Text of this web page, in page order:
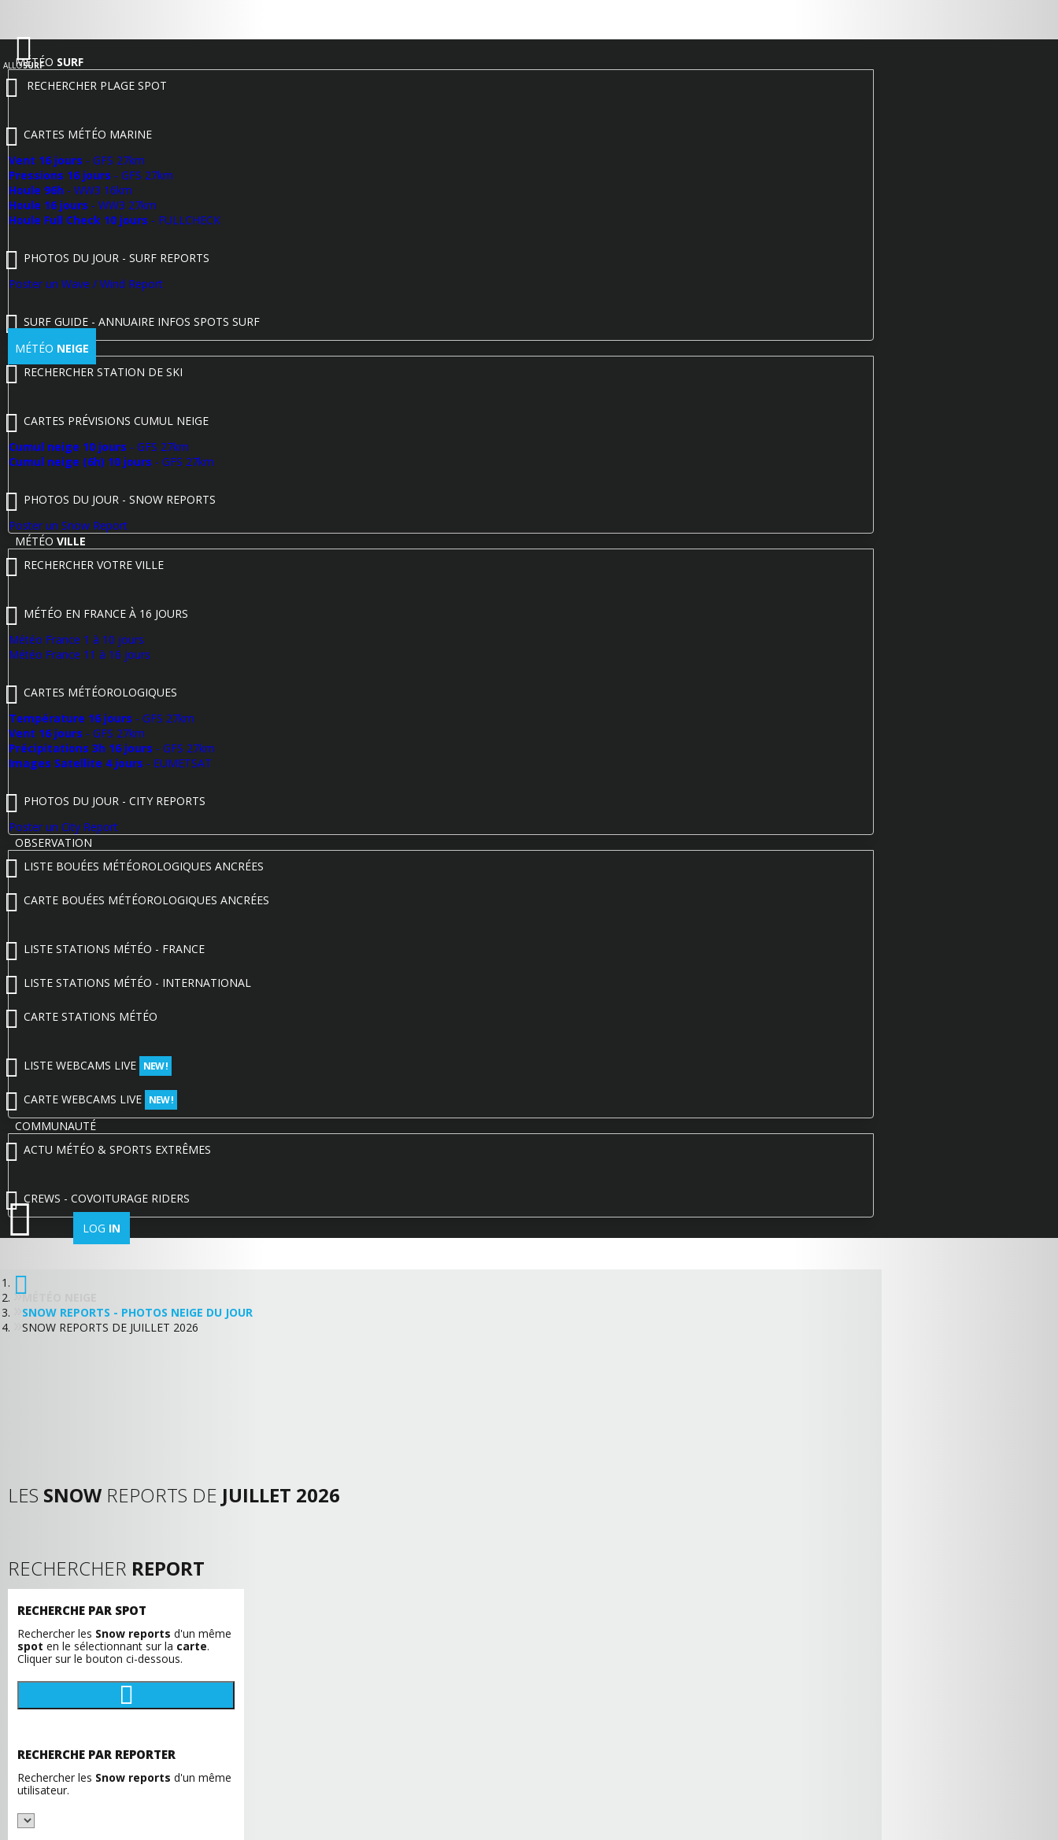
ALLOSURF
MÉTÉO SURF
RECHERCHER PLAGE SPOT
CARTES MÉTÉO MARINE
Vent 16 jours - GFS 27km
Pressions 16 jours - GFS 27km
Houle 96h - WW3 16km
Houle 16 jours - WW3 27km
Houle Full Check 10 jours - FULLCHECK
PHOTOS DU JOUR - SURF REPORTS
Poster un Wave / Wind Report
SURF GUIDE - ANNUAIRE INFOS SPOTS SURF
MÉTÉO NEIGE
RECHERCHER STATION DE SKI
CARTES PRÉVISIONS CUMUL NEIGE
Cumul neige 10 jours - GFS 27km
Cumul neige (6h) 10 jours - GFS 27km
PHOTOS DU JOUR - SNOW REPORTS
Poster un Snow Report
MÉTÉO VILLE
RECHERCHER VOTRE VILLE
MÉTÉO EN FRANCE À 16 JOURS
Météo France 1 à 10 jours
Météo France 11 à 16 jours
CARTES MÉTÉOROLOGIQUES
Température 16 jours - GFS 27km
Vent 16 jours - GFS 27km
Précipitations 3h 16 jours - GFS 27km
Images Satellite 4 jours - EUMETSAT
PHOTOS DU JOUR - CITY REPORTS
Poster un City Report
OBSERVATION
LISTE BOUÉES MÉTÉOROLOGIQUES ANCRÉES
CARTE BOUÉES MÉTÉOROLOGIQUES ANCRÉES
LISTE STATIONS MÉTÉO - FRANCE
LISTE STATIONS MÉTÉO - INTERNATIONAL
CARTE STATIONS MÉTÉO
LISTE WEBCAMS LIVE NEW !
CARTE WEBCAMS LIVE NEW !
COMMUNAUTÉ
ACTU MÉTÉO & SPORTS EXTRÊMES
CREWS - COVOITURAGE RIDERS
LOG IN
MÉTÉO NEIGE
SNOW REPORTS - PHOTOS NEIGE DU JOUR
SNOW REPORTS DE JUILLET 2026
LES SNOW REPORTS DE JUILLET 2026
RECHERCHER REPORT
RECHERCHE PAR SPOT
Rechercher les Snow reports d'un même
spot en le sélectionnant sur la carte.
Cliquer sur le bouton ci-dessous.
RECHERCHE PAR REPORTER
Rechercher les Snow reports d'un même
utilisateur.